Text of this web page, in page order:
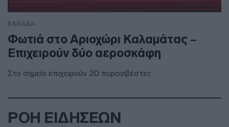
ΕΛΛΑΔΑ
Φωτιά στο Αριοχώρι Καλαμάτας –
Επιχειρούν δύο αεροσκάφη
Στο σημείο επιχειρούν 20 πυροσβέστες
ΡΟΗ ΕΙΔΗΣΕΩΝ